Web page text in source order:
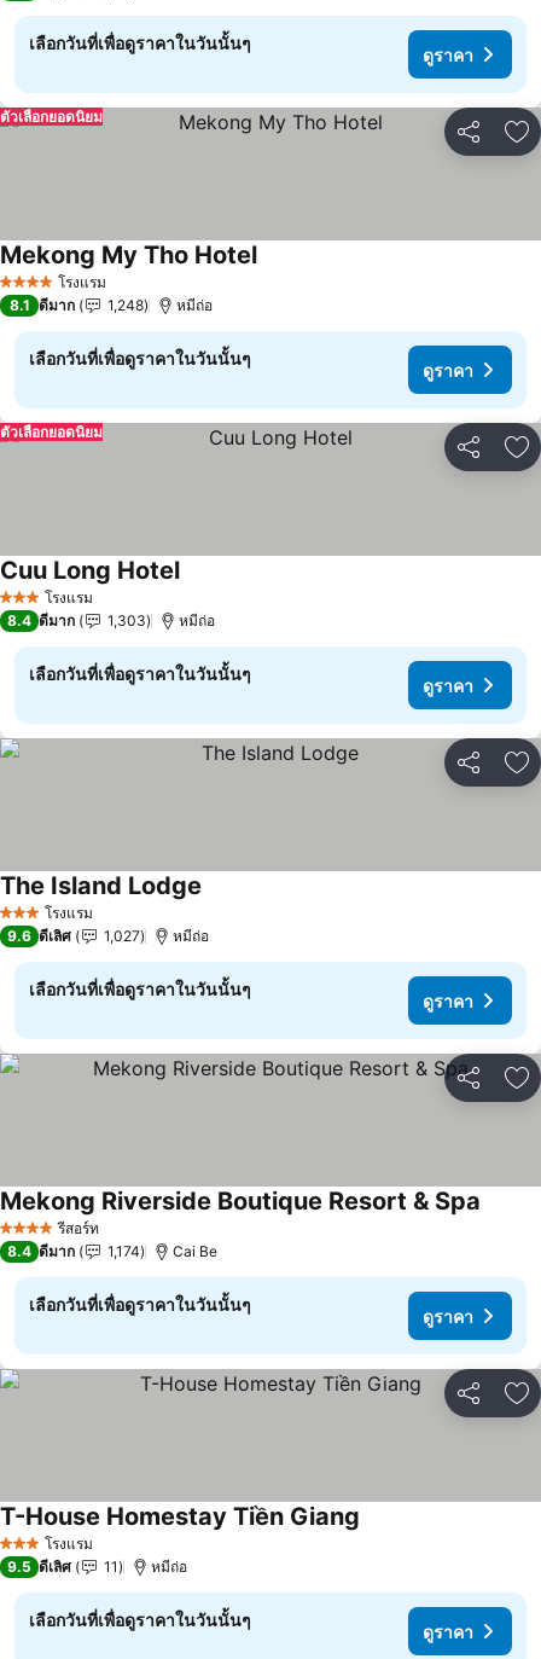
เลือกวันที่เพื่อดูราคาในวันนั้นๆ
ดูราคา
แชร์ เ
ตัวเลือกยอดนิยม
4 ดาว โรงแรม
Mekong My Tho Hotelดูราคา
8.1 ดีมาก 1,248 หมีถ่อ
เลือกวันที่เพื่อดูราคาในวันนั้นๆ
ดูราคา
แชร์ เ
ตัวเลือกยอดนิยม
3 ดาว โรงแรม
Cuu Long Hotelดูราคา
8.4 ดีมาก 1,303 หมีถ่อ
เลือกวันที่เพื่อดูราคาในวันนั้นๆ
ดูราคา
แชร์ เ
3 ดาว โรงแรม
The Island Lodge
9.6 ดีเลิศ 1,027 หมีถ่อ
เลือกวันที่เพื่อดูราคาในวันนั้นๆ
ดูราคา
แชร์ เ
4 ดาว รีสอร์ท
Mekong Riverside Boutique Resort & Spa
8.4 ดีมาก 1,174 Cai Be
เลือกวันที่เพื่อดูราคาในวันนั้นๆ
ดูราคา
แชร์ เ
3 ดาว โรงแรม
T-House Homestay Tiền Giang
9.5 ดีเลิศ 11 หมีถ่อ
เลือกวันที่เพื่อดูราคาในวันนั้นๆ
ดูราคา